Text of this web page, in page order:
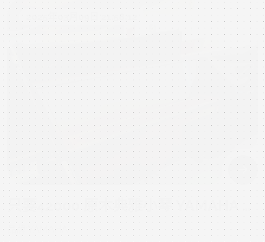
價僅此特惠一台 錯過可惜 下方為回購當下狀況，狀況良
好，目前整理ing目前整理ing，以下照片影片是我們專業認
證回收後當下的原始狀況，上一手保存良好就像去買中古
車，車行都整理得很漂亮，但您不知道的是原始狀況?是否被
撞?是否大修?以下照片及影片把上一手的狀況坦誠給您了
解，放心喔!
附贈:調音一次、中古升降琴椅、除濕棒、耐重珠碗、拭琴
布、琴油、等..
不含運，北部一樓或電梯約2000左右(樓梯、吊車、拆鍵
盤、偏鄉、離島、裝箱、等..另計)
售價:45000 不二價 已經很便宜 同品質商品不怕您比較 歡迎
比價中壢中古鋼琴黃先生 嚴選商品 值得您的信賴U 系列以其
溫暖且紮實渾厚的音色和始終如一穩定的可演奏性吸引您的
目光，
第一次彈奏就讓您沉醉在中古鋼琴的琴音中。
該型號完整體現 Yamaha 二手鋼琴，展現數十年來已然成熟
的中古鋼琴標準，承繼基本規格和特性，並讓專業二手鋼琴
家高度讚揚。透過高超的設計、對木料完整的品質控管以及
應用獨特的先進技術，打造出可耐彎曲和扭曲的零件，得以
2025年03月09日 21:58:12
只要42000 原木典雅小琴 YAMAHA C-108 YT18萬號 二手鋼琴 內外漂亮的中古琴
品牌:YAMAHA